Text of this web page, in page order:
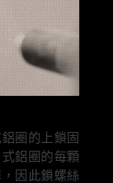
圈的上鎖固
鋁圈的每顆
因此鎖螺絲